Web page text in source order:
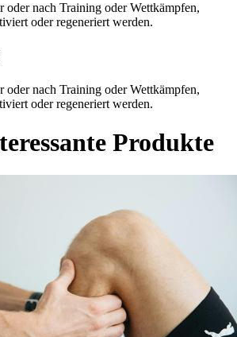
oder nach Training oder Wettkämpfen,
oder regeneriert werden.
oder nach Training oder Wettkämpfen,
oder regeneriert werden.
Produkte